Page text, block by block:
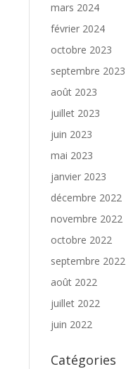
mars 2024
février 2024
octobre 2023
septembre 2023
août 2023
juillet 2023
juin 2023
mai 2023
janvier 2023
décembre 2022
novembre 2022
octobre 2022
septembre 2022
août 2022
juillet 2022
juin 2022
Catégories